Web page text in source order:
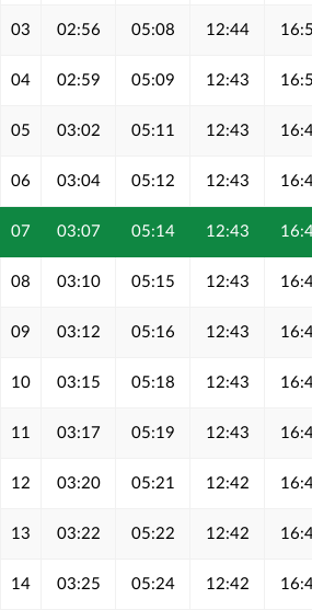
03 02:56 05:08 12:44
04 02:59 05:09 12:43
05 03:02 05:11 12:43
06 03:04 05:12 12:43
07 03:07 05:14 12:43
08 03:10 05:15 12:43
09 03:12 05:16 12:43
10 03:15 05:18 12:43
11 03:17 05:19 12:43
12 03:20 05:21 12:42
13 03:22 05:22 12:42
14 03:25 05:24 12:42